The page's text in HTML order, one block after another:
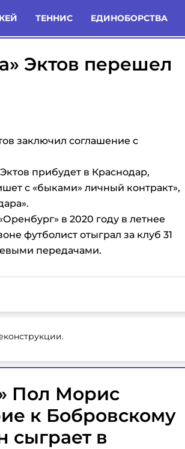
ТЕННИС ЕДИНОБОРСТВА
Комменты Новости
Эктов перешел
заключил соглашение с
прибудет в Краснодар,
с «быками» личный контракт»,
в 2020 году в летнее
футболист отыграл за клуб 31
передачами.
Пол Морис
к Бобровскому
сыграет в